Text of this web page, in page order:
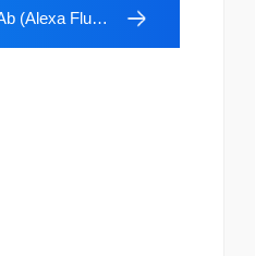
(SDT-1036-34)